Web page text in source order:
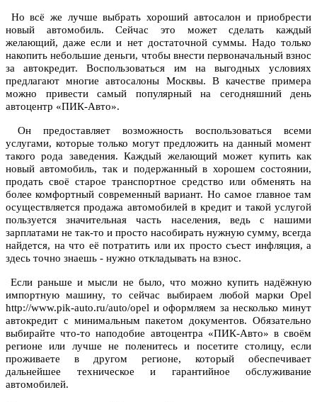
Но всё же лучше выбрать хороший автосалон и приобрести
новый автомобиль. Сейчас это может сделать каждый
желающий, даже если и нет достаточной суммы. Надо только
накопить небольшие деньги, чтобы внести первоначальный взнос
за автокредит. Воспользоваться им на выгодных условиях
предлагают многие автосалоны Москвы. В качестве примера
можно привести самый популярный на сегодняшний день
автоцентр «ПИК-Авто».
Он предоставляет возможность воспользоваться всеми
услугами, которые только могут предложить на данный момент
такого рода заведения. Каждый желающий может купить как
новый автомобиль, так и подержанный в хорошем состоянии,
продать своё старое транспортное средство или обменять на
более комфортный современный вариант. Но самое главное там
осуществляется продажа автомобилей в кредит и такой услугой
пользуется значительная часть населения, ведь с нашими
зарплатами не так-то и просто насобирать нужную сумму, всегда
найдется, на что её потратить или их просто съест инфляция, а
здесь точно знаешь - нужно откладывать на взнос.
Если раньше и мысли не было, что можно купить надёжную
импортную машину, то сейчас выбираем любой марки Opel
http://www.pik-auto.ru/auto/opel и оформляем за несколько минут
автокредит с минимальным пакетом документов. Обязательно
выбирайте что-то наподобие автоцентра «ПИК-Авто» в своём
регионе или лучше не поленитесь и посетите столицу, если
проживаете в другом регионе, который обеспечивает
дальнейшее техническое и гарантийное обслуживание
автомобилей.